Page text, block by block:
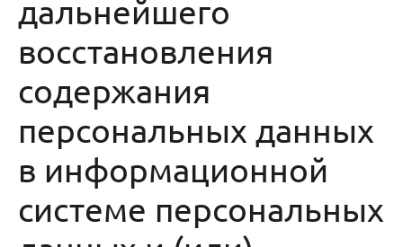
дальнейшего
восстановления
содержания
персональных данных
в информационной
системе персональных